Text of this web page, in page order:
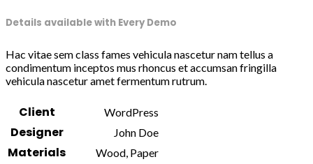
Details available with Every Demo
Hac vitae sem class fames vehicula nascetur nam tellus a
condimentum inceptos mus rhoncus et accumsan fringilla
vehicula nascetur amet fermentum rutrum.
Client WordPress
Designer John Doe
Materials Wood, Paper